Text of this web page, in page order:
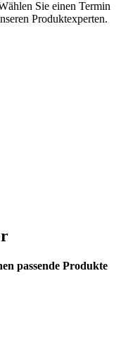
Sie einen Termin
Produktexperten.
passende Produkte